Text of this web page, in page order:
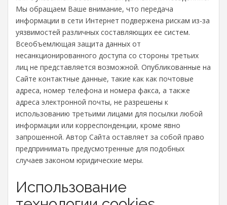
Мы обращаем Ваше внимание, что передача
информации в сети Интернет подвержена рискам из-за
уязвимостей различных составляющих ее систем.
Всеобъемлющая защита данных от
несанкционированного доступа со стороны третьих
лиц не представляется возможной. Опубликованные на
Сайте контактные данные, такие как как почтовые
адреса, номер телефона и номера факса, а также
адреса электронной почты, не разрешены к
использованию третьими лицами для посылки любой
информации или корреспонденции, кроме явно
запрошенной. Автор Сайта оставляет за собой право
предпринимать предусмотренные для подобных
случаев законом юридические меры.
Использование